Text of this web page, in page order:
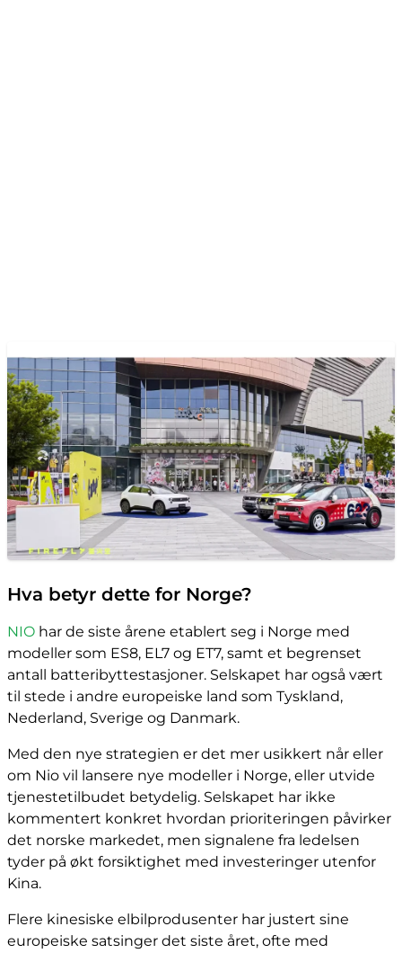
Hva betyr dette for Norge?
NIO har de siste årene etablert seg i Norge med
modeller som ES8, EL7 og ET7, samt et begrenset
antall batteribyttestasjoner. Selskapet har også vært
til stede i andre europeiske land som Tyskland,
Nederland, Sverige og Danmark.
Med den nye strategien er det mer usikkert når eller
om Nio vil lansere nye modeller i Norge, eller utvide
tjenestetilbudet betydelig. Selskapet har ikke
kommentert konkret hvordan prioriteringen påvirker
det norske markedet, men signalene fra ledelsen
tyder på økt forsiktighet med investeringer utenfor
Kina.
Flere kinesiske elbilprodusenter har justert sine
europeiske satsinger det siste året, ofte med